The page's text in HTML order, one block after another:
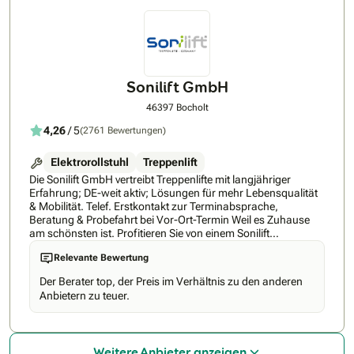
begrenzten Einzugsgebietes schnellen und kurzfristigen
Montage freigegeben wird, erhalten Sie von uns einen Anruf
zur Terminabsprache. Wir von Rehabitat versprechen Ihnen
Informieren Sie sich auf unserer Website oder rufen Sie uns
sofort an. Unsere kompetenten Mitarbeiter vereinbaren mit
Ihnen direkt einen kostenlosen Beratungstermin bei Ihnen vor
Sonilift GmbH
46397 Bocholt
4,26/ 5(2761 Bewertungen)
Elektrorollstuhl
Treppenlift
Die Sonilift GmbH vertreibt Treppenlifte mit langjähriger
Erfahrung; DE-weit aktiv; Lösungen für mehr Lebensqualität
& Mobilität. Telef. Erstkontakt zur Terminabsprache,
Beratung & Probefahrt bei Vor-Ort-Termin Weil es Zuhause
am schönsten ist. Profitieren Sie von einem Sonilift
Treppenlift, damit auch Ihr Zuhause Ihr Zuhause bleibt.
Exzellenter Service & umfassende Beratung - Ihr Partner für
Ihren Treppenlift - alles aus einer Hand! Auch nach
langjähriger Erfahrung im Mobilitätsbereich möchten wir
unseren Service stetig für Sie weiterentwickeln und
verbessern. Bei allem, was wir tun, stehen Sie als Nutzer
Relevante Bewertung
Der Berater top, der Preis im Verhältnis zu den anderen
Anbietern zu teuer.